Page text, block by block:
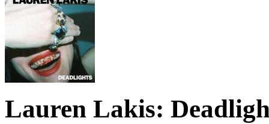
Lauren Lakis: